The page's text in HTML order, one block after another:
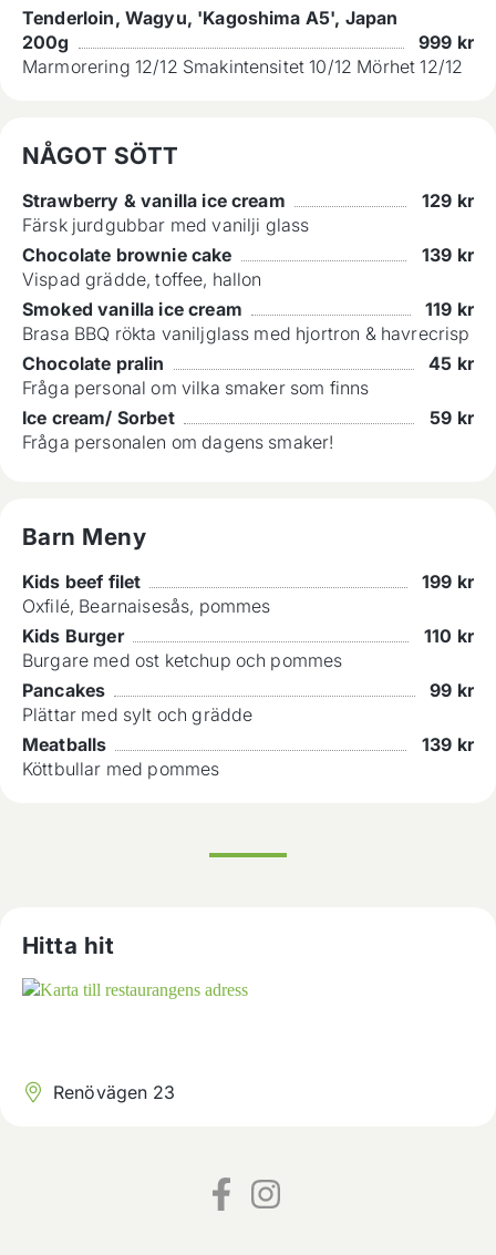
Tenderloin, Wagyu, 'Kagoshima A5', Japan
200g
999 kr
Marmorering 12/12 Smakintensitet 10/12 Mörhet 12/12
NÅGOT SÖTT
Strawberry & vanilla ice cream 129 kr
Färsk jurdgubbar med vanilji glass
Chocolate brownie cake
139 kr
Vispad grädde, toffee, hallon
Smoked vanilla ice cream
119 kr
Brasa BBQ rökta vaniljglass med hjortron & havrecrisp
Chocolate pralin
45 kr
Fråga personal om vilka smaker som finns
Ice cream/ Sorbet
59 kr
Fråga personalen om dagens smaker!
Barn Meny
Kids beef filet 199 kr
Oxfilé, Bearnaisesås, pommes
Kids Burger
110 kr
Burgare med ost ketchup och pommes
Pancakes
99 kr
Plättar med sylt och grädde
Meatballs
139 kr
Köttbullar med pommes
Hitta hit
Renövägen 23